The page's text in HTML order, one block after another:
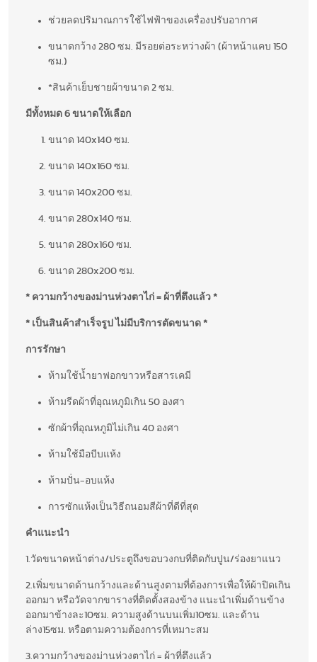
ช่วยลดปริมาณการใช้ไฟฟ้าของเครื่องปรับอากาศ
ขนาดกว้าง 280 ซม. มีรอยต่อระหว่างผ้า (ผ้าหน้าแคบ 150
ซม.)
*สินค้าเย็บชายผ้าขนาด 2 ซม.
มีทั้งหมด 6 ขนาดให้เลือก
ขนาด 140x140 ซม.
ขนาด 140x160 ซม.
ขนาด 140x200 ซม.
ขนาด 280x140 ซม.
ขนาด 280x160 ซม.
ขนาด 280x200 ซม.
* ความกว้างของม่านห่วงตาไก่ = ผ้าที่ตึงแล้ว *
* เป็นสินค้าสำเร็จรูป ไม่มีบริการตัดขนาด *
การรักษา
ห้ามใช้น้ำยาฟอกขาวหรือสารเคมี
ห้ามรีดผ้าที่อุณหภูมิเกิน 50 องศา
ซักผ้าที่อุณหภูมิไม่เกิน 40 องศา
ห้ามใช้มือบีบแห้ง
ห้ามปั่น-อบแห้ง
การซักแห้งเป็นวิธีถนอมสีผ้าที่ดีที่สุด
คำแนะนำ
1.วัดขนาดหน้าต่าง/ประตูถึงขอบวงกบที่ติดกับปูน/ร่องยาแนว
2.เพิ่มขนาดด้านกว้างและด้านสูงตามที่ต้องการเพื่อให้ผ้าปิดเกิน
ออกมา หรือวัดจากขารางที่ติดตั้งสองข้าง แนะนำเพิ่มด้านข้าง
ออกมาข้างละ10ซม. ความสูงด้านบนเพิ่ม10ซม. และด้าน
ล่าง15ซม. หรือตามความต้องการที่เหมาะสม
3.ความกว้างของม่านห่วงตาไก่ = ผ้าที่ตึงแล้ว